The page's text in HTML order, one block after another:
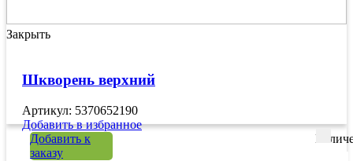
Закрыть
Шкворень верхний
Артикул: 5370652190
Добавить в избранное
Добавить к
заказу